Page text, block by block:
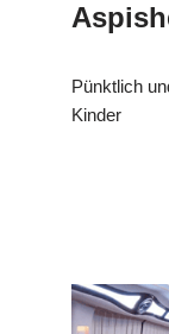
Pünktlich
Kinder